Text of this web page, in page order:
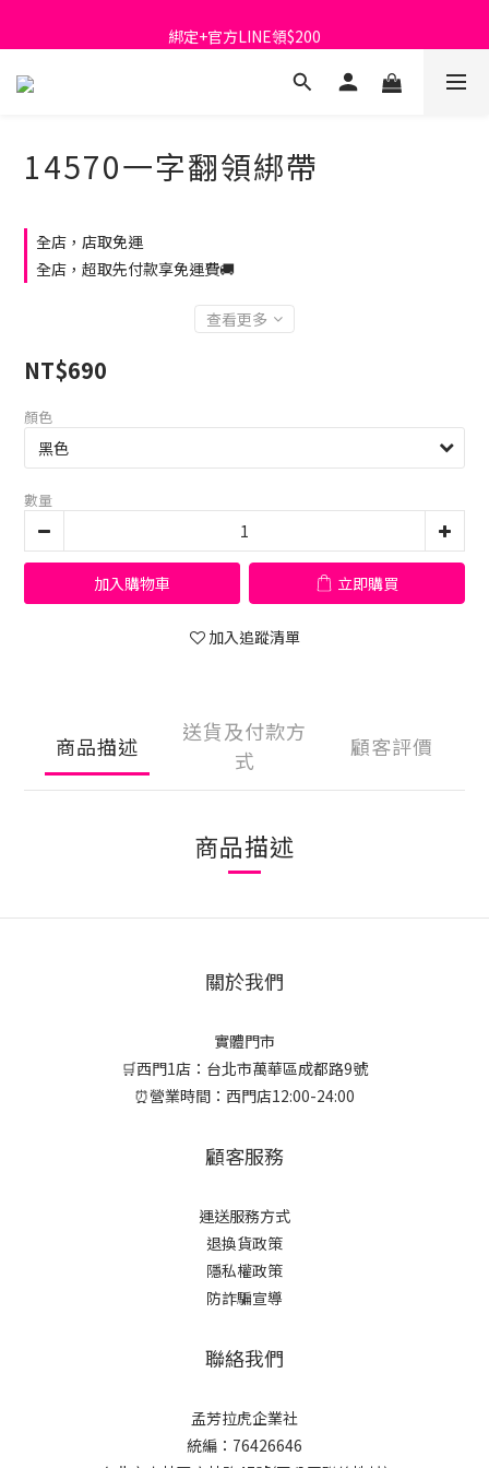
首購免運費🚚
綁定+官方LINE領$200
出清特價_買一送一
14570一字翻領綁帶
全店，店取免運
全店，超取先付款享免運費🚚
查看更多
NT$690
顏色
數量
加入購物車 立即購買
加入追蹤清單
商品描述
送貨及付款方
式
顧客評價
商品描述
關於我們
實體門市
🛒西門1店：台北市萬華區成都路9號
⏰營業時間：西門店12:00-24:00
顧客服務
運送服務方式
退換貨政策
隱私權政策
防詐騙宣導
聯絡我們
孟芳拉虎企業社
統編：76426646